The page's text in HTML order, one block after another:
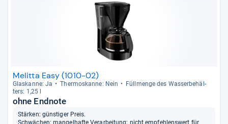
Melitta Easy (1010-02)
Glas­kanne: Ja Ther­mo­s­kanne: Nein
Füll­menge des Was­ser­be­häl­
ters: 1,25 l
ohne Endnote
Stärken: günstiger Preis.
Schwächen: mangelhafte Verarbeitung; nicht empfehlenswert für